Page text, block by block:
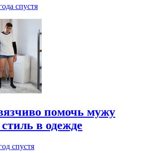
спустя
помочь мужу
в одежде
спустя